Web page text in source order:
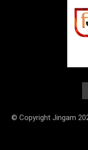
© Copyright Jingam